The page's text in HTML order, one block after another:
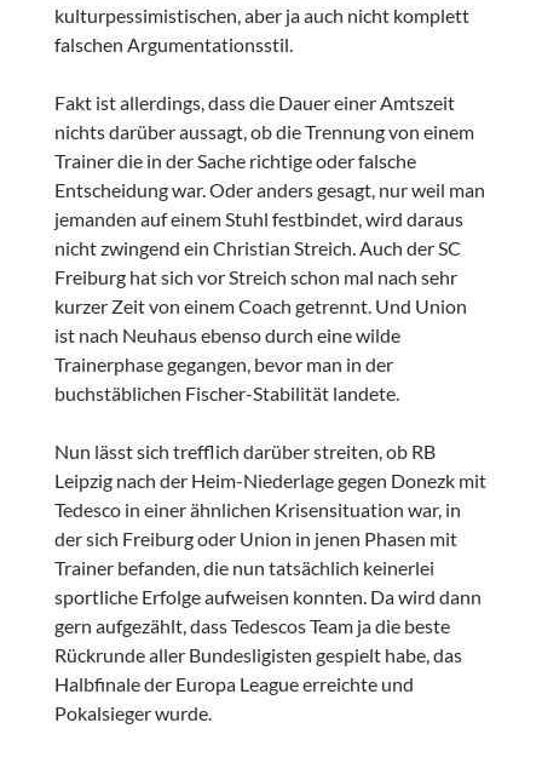
kulturpessimistischen, aber ja auch nicht komplett
falschen Argumentationsstil.
Fakt ist allerdings, dass die Dauer einer Amtszeit
nichts darüber aussagt, ob die Trennung von einem
Trainer die in der Sache richtige oder falsche
Entscheidung war. Oder anders gesagt, nur weil man
jemanden auf einem Stuhl festbindet, wird daraus
nicht zwingend ein Christian Streich. Auch der SC
Freiburg hat sich vor Streich schon mal nach sehr
kurzer Zeit von einem Coach getrennt. Und Union
ist nach Neuhaus ebenso durch eine wilde
Trainerphase gegangen, bevor man in der
buchstäblichen Fischer-Stabilität landete.
Nun lässt sich trefflich darüber streiten, ob RB
Leipzig nach der Heim-Niederlage gegen Donezk mit
Tedesco in einer ähnlichen Krisensituation war, in
der sich Freiburg oder Union in jenen Phasen mit
Trainer befanden, die nun tatsächlich keinerlei
sportliche Erfolge aufweisen konnten. Da wird dann
gern aufgezählt, dass Tedescos Team ja die beste
Rückrunde aller Bundesligisten gespielt habe, das
Halbfinale der Europa League erreichte und
Pokalsieger wurde.